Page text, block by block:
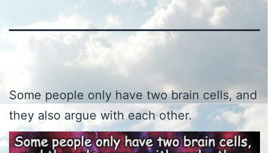
Some people only have two brain cells, and
they also argue with each other.